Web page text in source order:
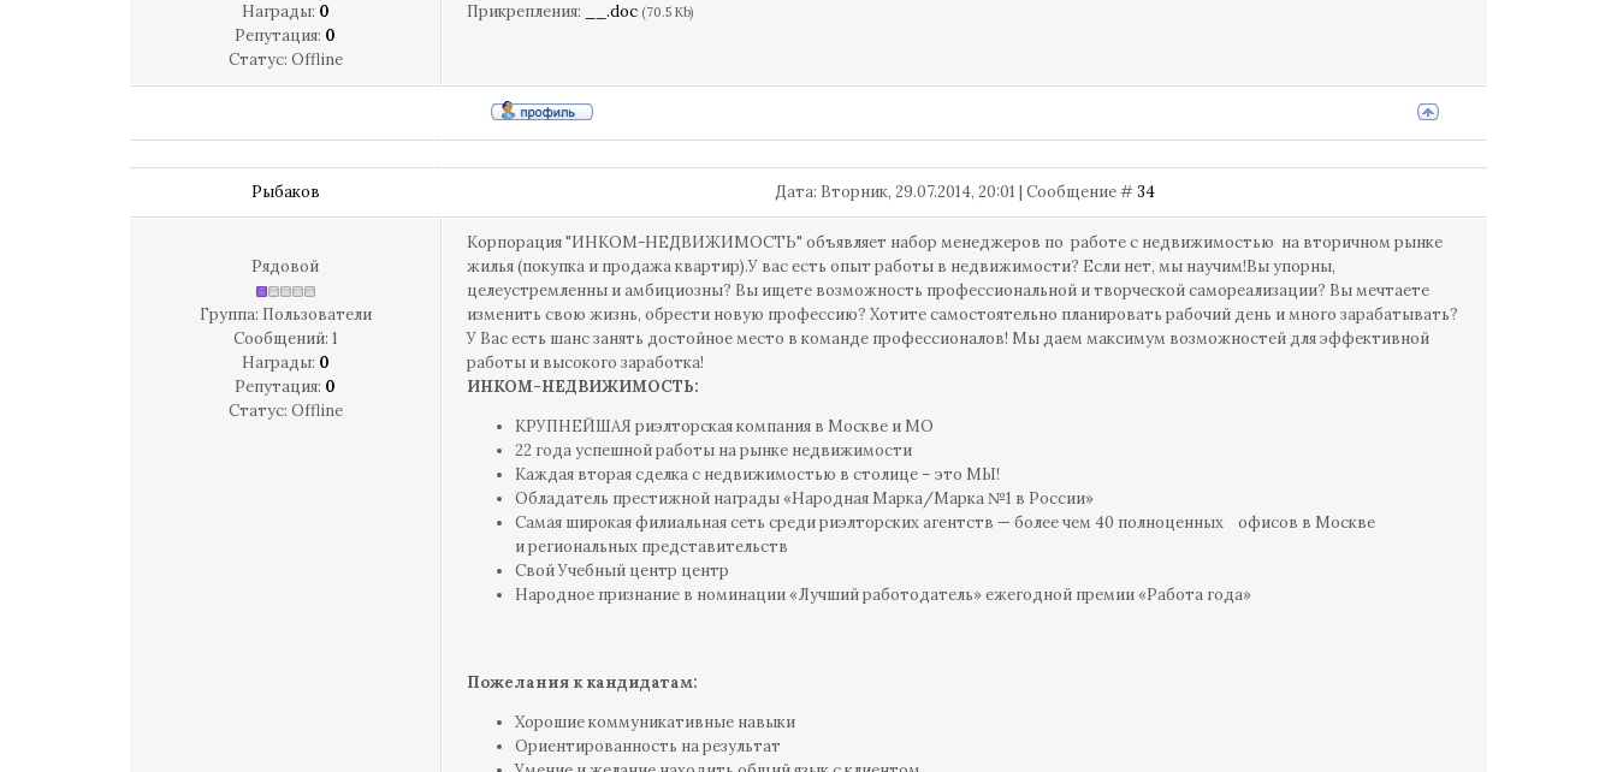
Награды: 0
Репутация: 0
Статус: Offline
Прикрепления:
__.doc (70.5 Kb)
Рыбаков Дата: Вторник, 29.07.2014, 20:01 | Сообщение #34
Рядовой
Группа: Пользователи
Сообщений: 1
Награды: 0
Репутация: 0
Статус: Offline
Корпорация "ИНКОМ-НЕДВИЖИМОСТЬ" объявляет набор менеджеров по работе с недвижимостью на вторичном рынке
жилья (покупка и продажа квартир).У вас есть опыт работы в недвижимости? Если нет, мы научим!Вы упорны,
целеустремленны и амбициозны? Вы ищете возможность профессиональной и творческой самореализации? Вы мечтаете
изменить свою жизнь, обрести новую профессию? Хотите самостоятельно планировать рабочий день и много зарабатывать?
У Вас есть шанс занять достойное место в команде профессионалов! Мы даем максимум возможностей для эффективной
работы и высокого заработка!
ИНКОМ-НЕДВИЖИМОСТЬ:
КРУПНЕЙШАЯ риэлторская компания в Москве и МО
22 года успешной работы на рынке недвижимости
Каждая вторая сделка с недвижимостью в столице – это МЫ!
Обладатель престижной награды «Народная Марка/Марка №1 в России»
Самая широкая филиальная сеть среди риэлторских агентств — более чем 40 полноценных офисов в Москве
и региональных представительств
Свой Учебный центр центр
Народное признание в номинации «Лучший работодатель» ежегодной премии «Работа года»
Пожелания к кандидатам:
Хорошие коммуникативные навыки
Ориентированность на результат